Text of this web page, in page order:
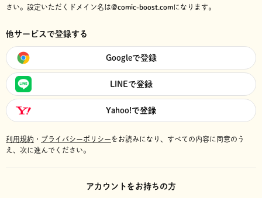
さい。 設定いただくドメイン名は@comic-boost.comになります。
他サービスで登録する
Googleで登録
LINEで登録
Yahoo!で登録
利用規約 ・ プライバシーポリシーをお読みになり、 すべての内容に同意のう
え、次に進んでください。
アカウントをお持ちの方